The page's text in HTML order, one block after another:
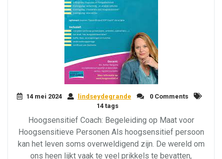
14 mei 2024 lindseydegrande
0 Comments
14 tags
Hoogsensitief Coach: Begeleiding op Maat voor
Hoogsensitieve Personen Als hoogsensitief persoon
kan het leven soms overweldigend zijn. De wereld om
ons heen lijkt vaak te veel prikkels te bevatten,